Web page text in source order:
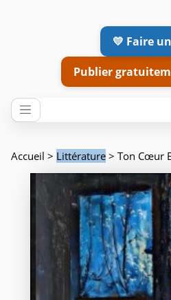
💛 Faire
Publier
Accueil > Littérature > Ton Cœur